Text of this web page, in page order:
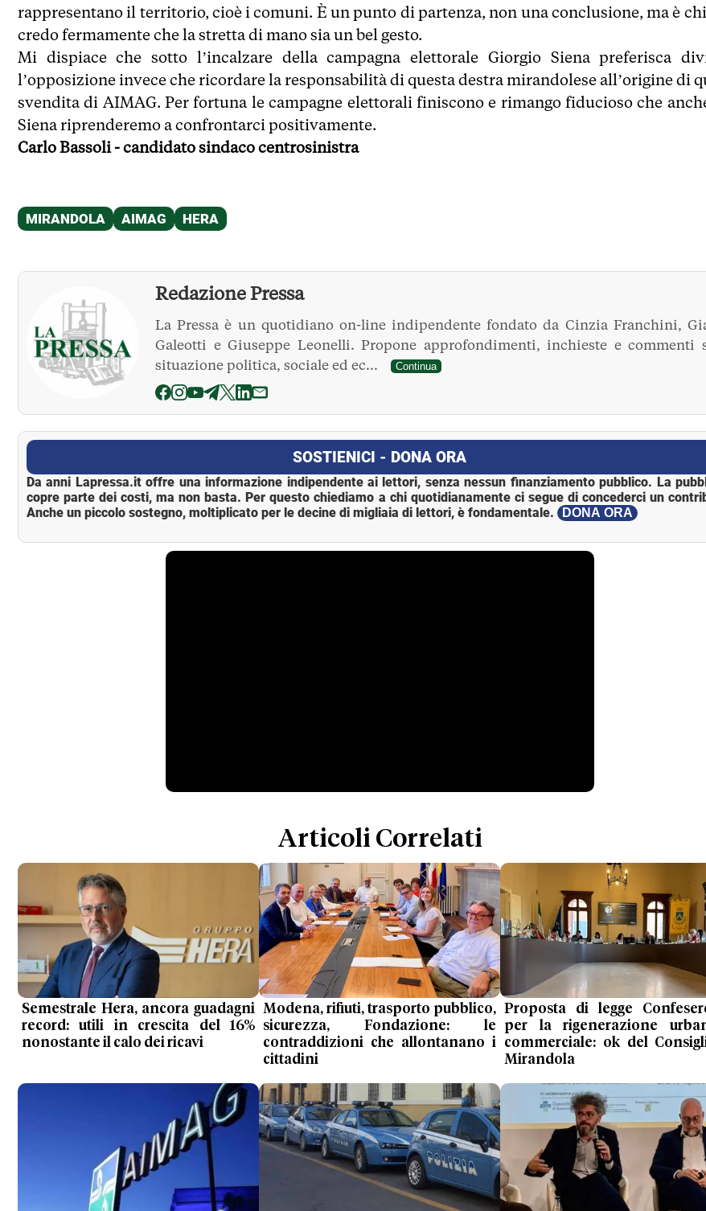
rappresentano il territorio, cioè i comuni. È un punto di partenza, non una conclusione, ma è
credo fermamente che la stretta di mano sia un bel gesto.
Mi dispiace che sotto l’incalzare della campagna elettorale Giorgio Siena preferisca
l’opposizione invece che ricordare la responsabilità di questa destra mirandolese all’origine di
svendita di AIMAG. Per fortuna le campagne elettorali finiscono e rimango fiducioso che
Siena riprenderemo a confrontarci positivamente.
Carlo Bassoli - candidato sindaco centrosinistra
Redazione Pressa
La Pressa è un quotidiano on-line indipendente fondato da Cinzia Franchini,
Galeotti e Giuseppe Leonelli. Propone approfondimenti, inchieste e commenti
situazione politica, sociale ed ec...
Continua
La Pressa
SOSTIENICI - DONA ORA
Da anni Lapressa.it offre una informazione indipendente ai lettori, senza nessun finanziamento pubblico. La
copre parte dei costi, ma non basta. Per questo chiediamo a chi quotidianamente ci segue di concederci un
Anche un piccolo sostegno, moltiplicato per le decine di migliaia di lettori, è fondamentale.
DONA ORA
Articoli Correlati
Semestrale Hera, ancora guadagni
record: utili in crescita del 16%
nonostante il calo dei ricavi
Modena, rifiuti, trasporto pubblico,
sicurezza, Fondazione: le
contraddizioni che allontanano i
cittadini
Proposta di legge
per la rigenerazione
commerciale: ok del
Mirandola